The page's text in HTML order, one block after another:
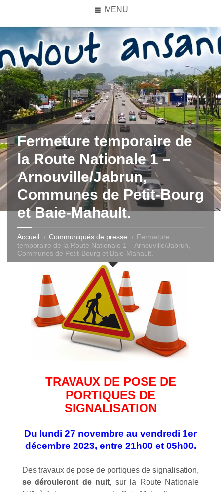
MENU
Fermeture temporaire de
la Route Nationale 1 –
Arnouville/Jabrun,
Communes de Petit-Bourg
et Baie-Mahault.
Accueil Communiqués de presse
Fermeture
temporaire de la Route Nationale 1 – Arnouville/Jabrun,
Communes de Petit-Bourg et Baie-Mahault.
TRAVAUX DE POSE DE
PORTIQUES DE
SIGNALISATION
Du lundi 27 novembre au vendredi 1er
décembre 2023, entre 21h00 et 05h00.
Des travaux de pose de portiques de signalisation,
se dérouleront de nuit, sur la Route Nationale